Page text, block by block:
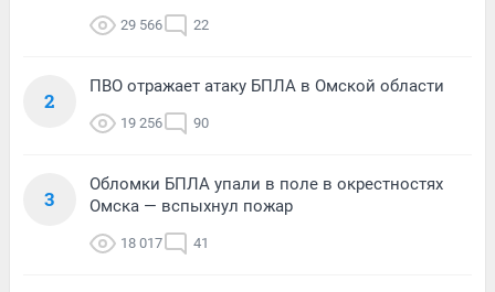
29 566 22
2
ПВО отражает атаку БПЛА в Омской области
19 256 90
3
Обломки БПЛА упали в поле в окрестностях
Омска — вспыхнул пожар
18 017 41